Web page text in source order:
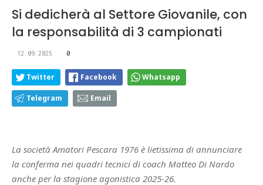
Si dedicherà al Settore Giovanile, con
la responsabilità di 3 campionati
12.09.2025 0
Twitter Facebook Whatsapp
Telegram Email
La società Amatori Pescara 1976 è lietissima di annunciare
la conferma nei quadri tecnici di coach Matteo Di Nardo
anche per la stagione agonistica 2025-26.